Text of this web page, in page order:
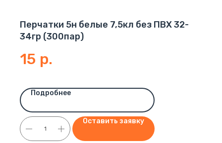
Перчатки 5н белые 7,5кл без ПВХ 32-
34гр (300пар)
15 р.
Подробнее
Оставить заявку